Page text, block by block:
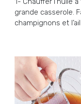
grande casserole.
champignons et